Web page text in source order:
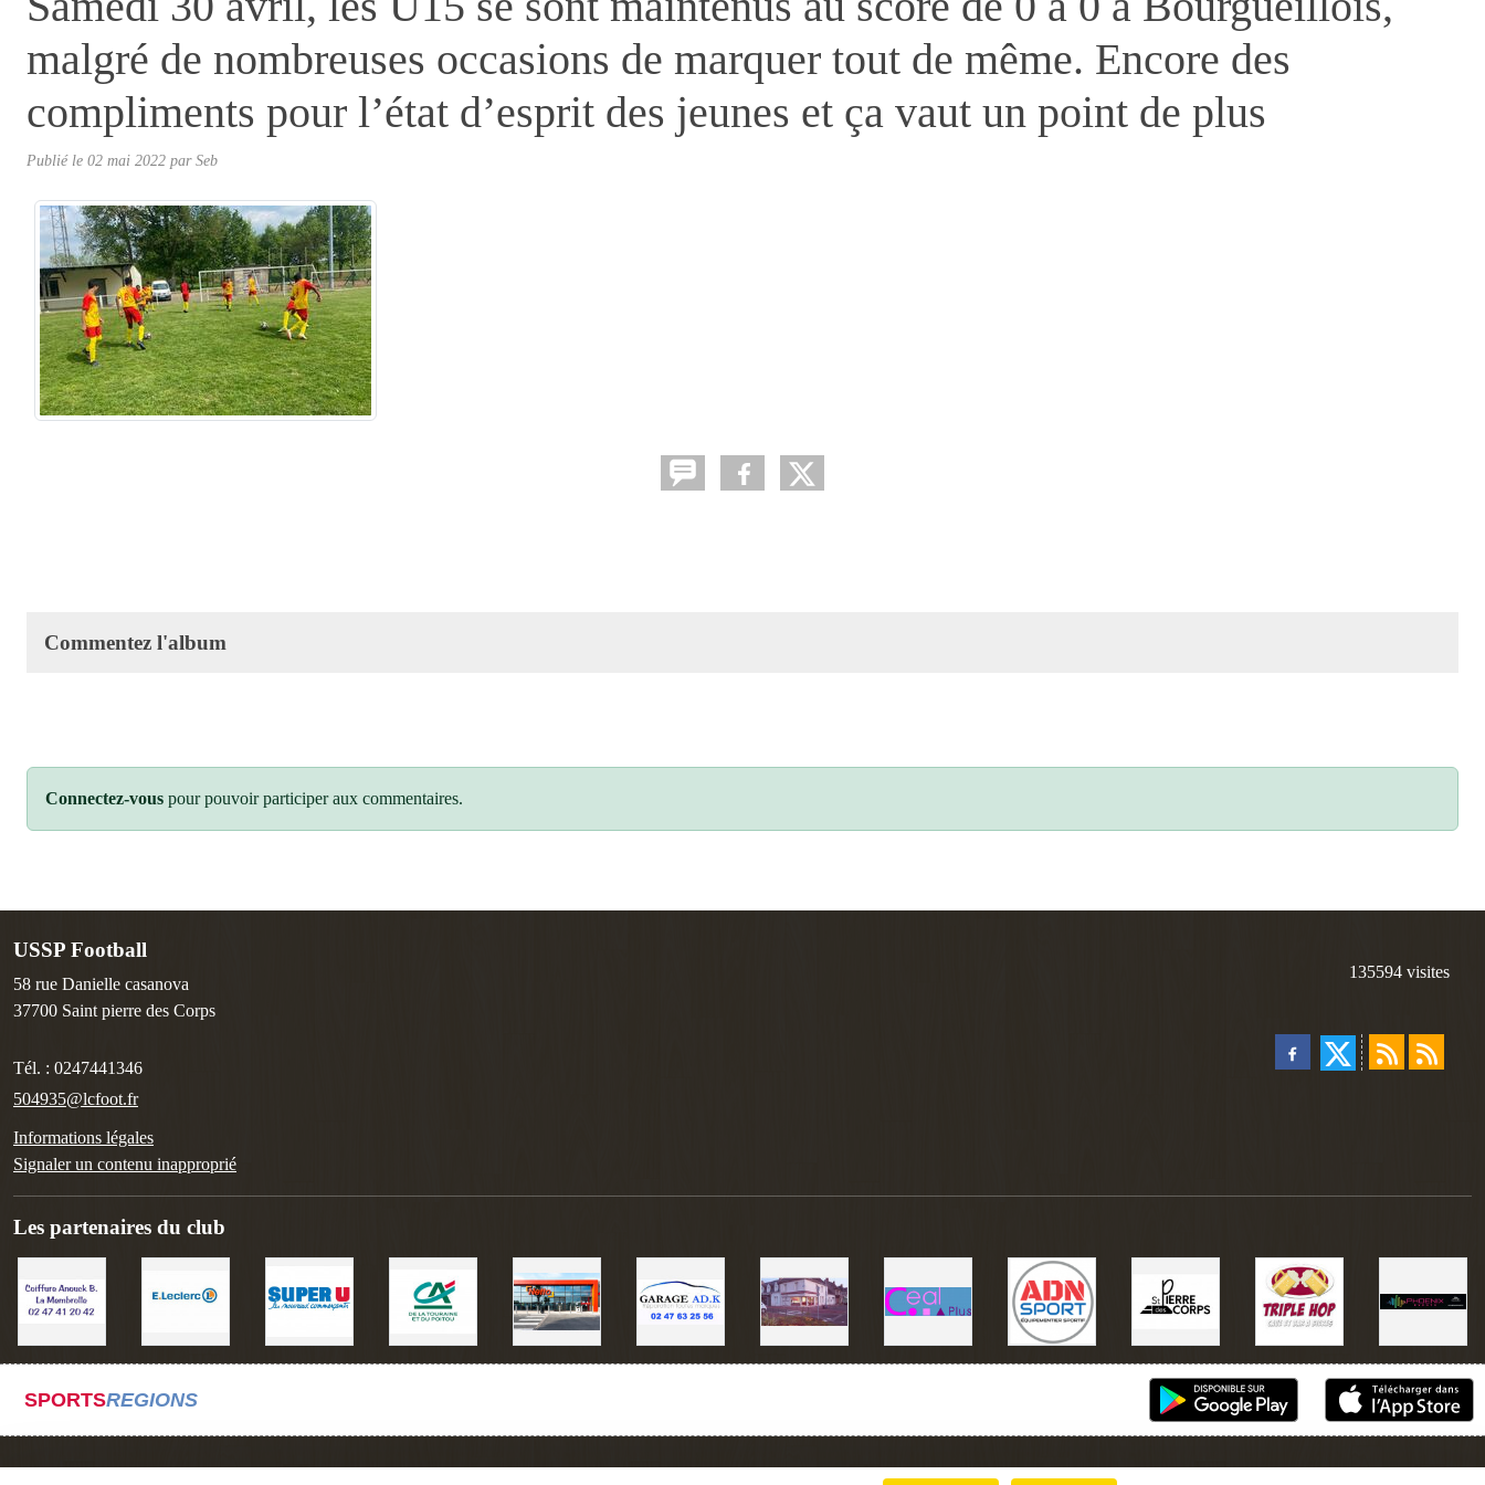
malgré de nombreuses occasions de marquer tout de même. Encore des
compliments pour l’état d’esprit des jeunes et ça vaut un point de plus
Publié le 02 mai 2022 parSeb
Commentez l'album
Connectez-vous pour pouvoir participer aux commentaires.
USSP Football
58 rue Danielle casanova
37700 Saint pierre des Corps
Tél. : 0247441346
504935@lcfoot.fr
Informations légales
Signaler un contenu inapproprié
135594 visites
Les partenaires du club
SPORTSREGIONS